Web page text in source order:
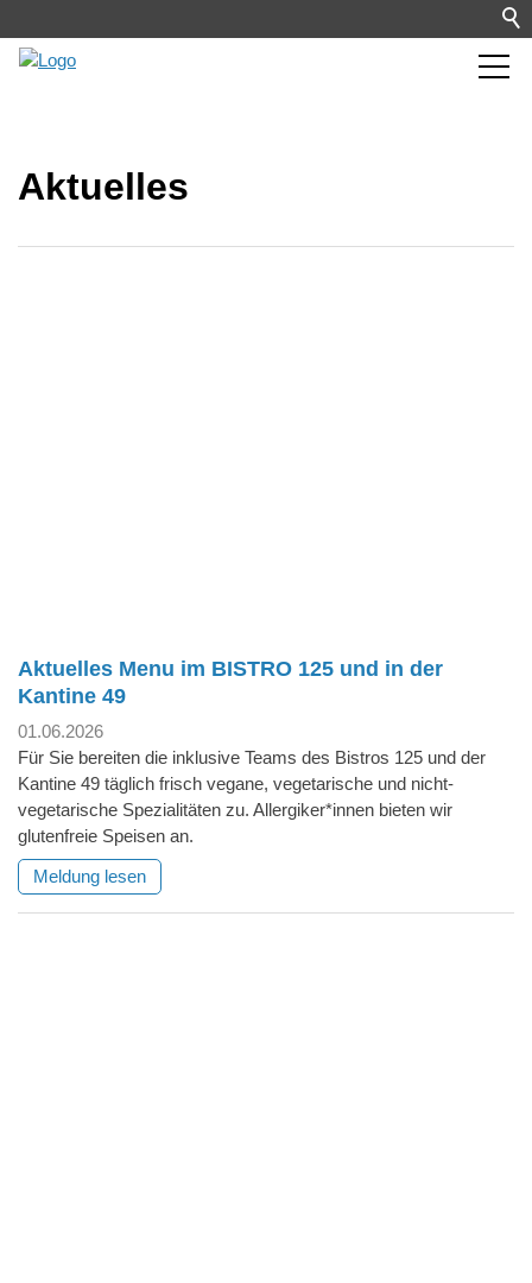
Aktuelles
Aktuelles Menu im BISTRO 125 und in der
Kantine 49
01.06.2026
Für Sie bereiten die inklusive Teams des Bistros 125 und der
Kantine 49 täglich frisch vegane, vegetarische und nicht-
vegetarische Spezialitäten zu. Allergiker*innen bieten wir
glutenfreie Speisen an.
Meldung lesen